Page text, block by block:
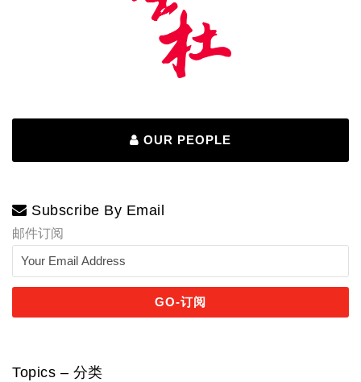
OUR PEOPLE
Subscribe By Email
邮件订阅
Topics – 分类